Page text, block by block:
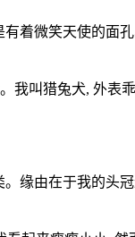
着微笑天使的
叫猎兔犬, 外
缘由在于我的